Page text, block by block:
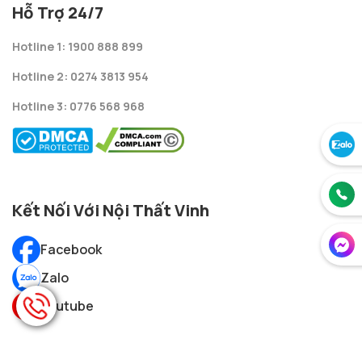
Hỗ Trợ 24/7
Hotline 1: 1900 888 899
Hotline 2: 0274 3813 954
Hotline 3: 0776 568 968
Kết Nối Với Nội Thất Vinh
Facebook
Zalo
Youtube